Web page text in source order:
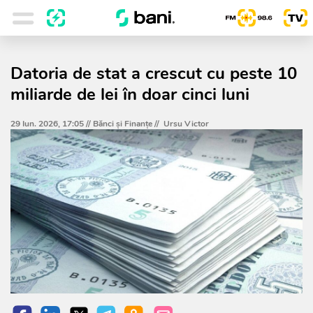
Datoria de stat a crescut cu peste 10
miliarde de lei în doar cinci luni
29 Iun. 2026, 17:05 // Bănci şi Finanţe// Ursu Victor